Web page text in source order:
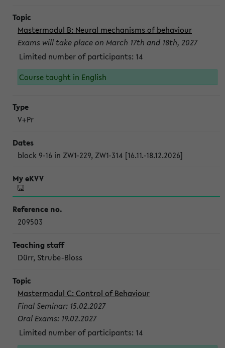
Mastermodul B: Neural mechanisms of behaviour
Exams will take place on March 17th and 18th, 2027
Limited number of participants: 14
Course taught in English
V+Pr
block 9-16 in ZW1-229, ZW1-314 [16.11.-18.12.2026]
209503
Dürr, Strube-Bloss
Mastermodul C: Control of Behaviour
Final Seminar: 15.02.2027
Oral Exams: 19.02.2027
Limited number of participants: 14